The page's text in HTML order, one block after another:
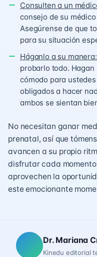
Consulten a un
consejo de su
Asegúrense de que
para su situación
Háganlo a su manera:
probarlo todo.
cómodo para
obligados a hacer
ambos se sientan
No necesitan ganar
prenatal, así que
avancen a su propio
disfrutar cada momento
aprovechen la
este emocionante
Dr. Mariana
Kinedu editorial